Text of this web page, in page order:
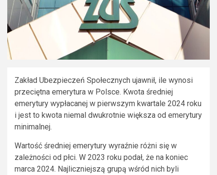
Zakład Ubezpieczeń Społecznych ujawnił, ile wynosi
przeciętna emerytura w Polsce. Kwota średniej
emerytury wypłacanej w pierwszym kwartale 2024 roku
i jest to kwota niemal dwukrotnie większa od emerytury
minimalnej.
Wartość średniej emerytury wyraźnie różni się w
zależności od płci. W 2023 roku podał, że na koniec
marca 2024. Najliczniejszą grupą wśród nich byli